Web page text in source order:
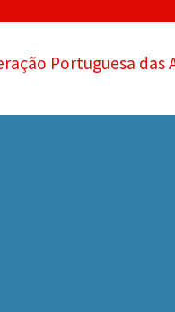
Portuguesa das